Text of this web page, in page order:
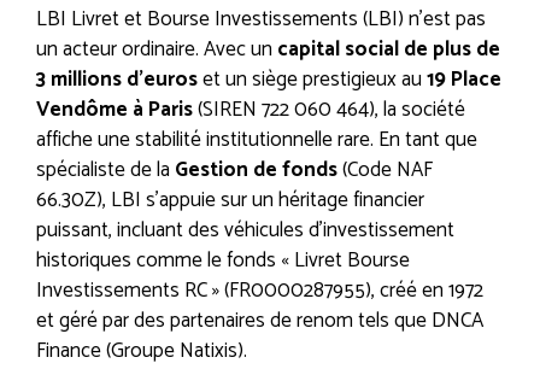
LBI Livret et Bourse Investissements (LBI) n’est pas
un acteur ordinaire. Avec un capital social de plus de
3 millions d’euroset un siège prestigieux au19 Place
Vendôme à Paris(SIREN 722 060 464), la société
affiche une stabilité institutionnelle rare. En tant que
spécialiste de la Gestion de fonds(Code NAF
66.30Z), LBI s’appuie sur un héritage financier
puissant, incluant des véhicules d’investissement
historiques comme le fonds « Livret Bourse
Investissements RC » (FR0000287955), créé en 1972
et géré par des partenaires de renom tels que DNCA
Finance (Groupe Natixis).